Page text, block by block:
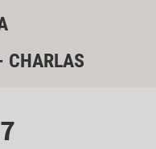
CHARLAS